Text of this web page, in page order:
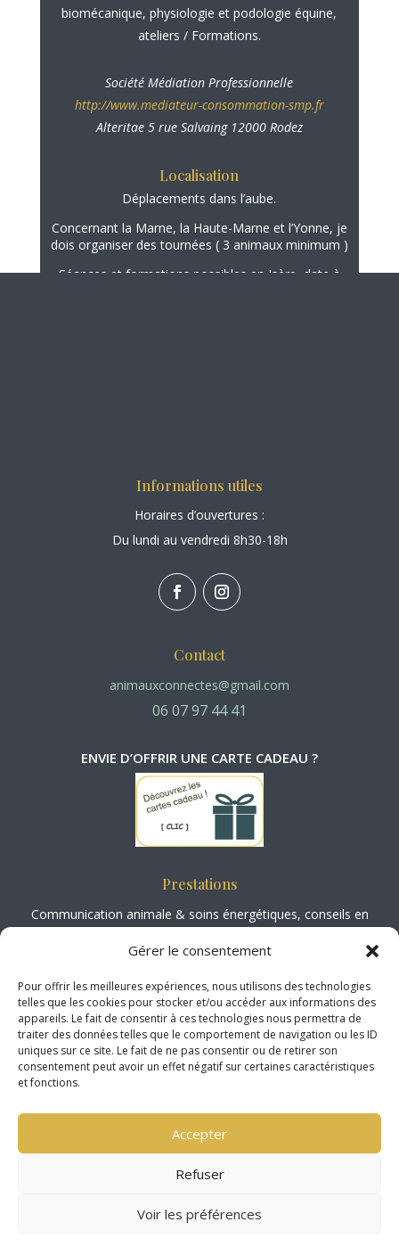
Gérer le consentement
Pour offrir les meilleures expériences, nous utilisons des technologies
telles que les cookies pour stocker et/ou accéder aux informations des
appareils. Le fait de consentir à ces technologies nous permettra de
traiter des données telles que le comportement de navigation ou les ID
uniques sur ce site. Le fait de ne pas consentir ou de retirer son
consentement peut avoir un effet négatif sur certaines caractéristiques
et fonctions.
Accepter
Refuser
Voir les préférences
biomécanique, physiologie et podologie équine,
ateliers / Formations.
Société Médiation Professionnelle
http://www.mediateur-consommation-smp.fr
Alteritae 5 rue Salvaing 12000 Rodez
Localisation
Déplacements dans l’aube.
Concernant la Marne, la Haute-Marne et l’Yonne, je
dois organiser des tournées ( 3 animaux minimum )
Séances et formations possibles en Isère, date à
Informations utiles
Horaires d’ouvertures :
Du lundi au vendredi 8h30-18h
Contact
animauxconnectes@gmail.com
06 07 97 44 41
ENVIE D’OFFRIR UNE CARTE CADEAU ?
Prestations
Communication animale & soins énergétiques, conseils en
aromathérapie animale
biomécanique, physiologie et
podologie équine,ateliers / Formations.
Société Médiation Professionnelle
http://www.mediateur-consommation-smp.fr
2 Rue Marc Sangnier, 33130 Bègles
Concernant la Marne, la Haute-Marne et l’Yonne, je dois organiser
des tournées ( 3 animaux minimum )
N’hésitez pas à me contacter via le
Copyright © 2026 All Rights Reserved.